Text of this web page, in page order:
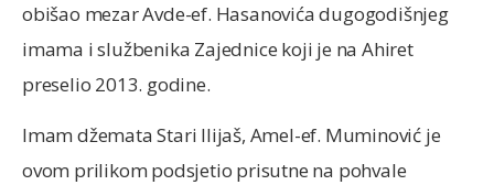
obišao mezar Avde-ef. Hasanovića dugogodišnjeg
imama i službenika Zajednice koji je na Ahiret
preselio 2013. godine.
Imam džemata Stari Ilijaš, Amel-ef. Muminović je
ovom prilikom podsjetio prisutne na pohvale